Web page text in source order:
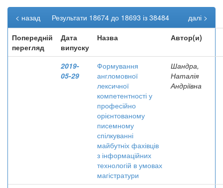
Результати 18674 до 18693 із 38484
< назад
далі >
Попередній
перегляд
Дата
випуску
Назва Автор(и)
2019-
05-29
Формування
англомовної
лексичної
компетентності у
професійно
орієнтованому
писемному
спілкуванні
майбутніх фахівців
з інформаційних
технологій в умовах
магістратури
Шандра,
Наталія
Андріївна